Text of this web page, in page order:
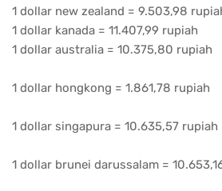
1 dollar new zealand = 9.503,98
1 dollar kanada = 11.407,99 rupiah
1 dollar australia = 10.375,80 rupiah
1 dollar hongkong = 1.861,78 rupiah
1 dollar singapura = 10.635,57 rupiah
1 dollar brunei darussalam =